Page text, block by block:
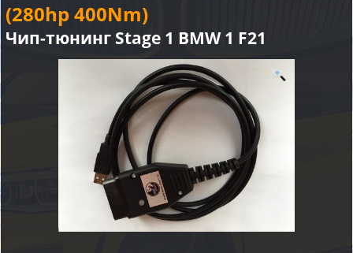
(280hp 400Nm)
Чип-тюнинг Stage 1 BMW 1 F21